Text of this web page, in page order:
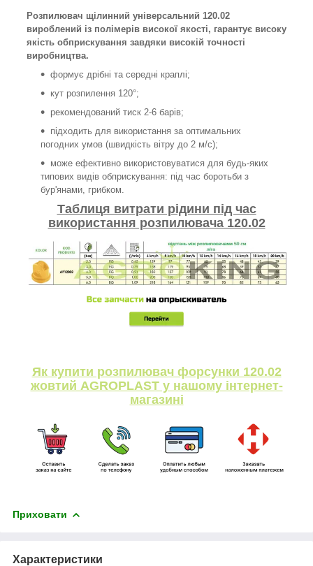
Розпилювач щілинний універсальний 120.02
вироблений із полімерів високої якості, гарантує високу
якість обприскування завдяки високій точності
виробництва.
формує дрібні та середні краплі;
кут розпилення 120°;
рекомендований тиск 2-6 барів;
підходить для використання за оптимальних
погодних умов (швидкість вітру до 2 м/с);
може ефективно використовуватися для будь-яких
типових видів обприскування: під час боротьби з
бур'янами, грибком.
Таблиця витрати рідини під час
використання розпилювача 120.02
Як купити розпилювач форсунки 120.02
жовтий AGROPLAST у нашому інтернет-
магазині
Приховати
Характеристики